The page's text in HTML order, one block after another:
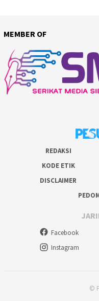
MEMBER OF
REDAKSI
KODE ETIK
DISCLAIMER
Facebook
Instagram
©